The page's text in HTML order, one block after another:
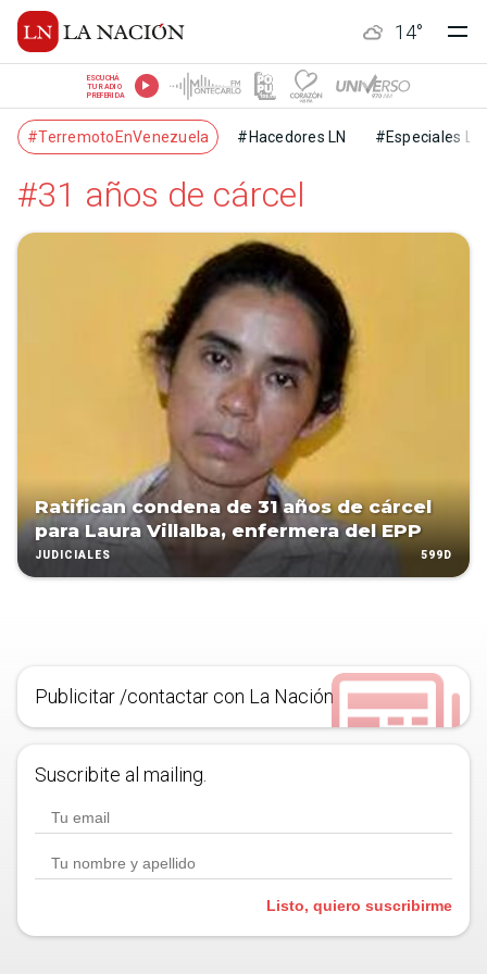
14°
ESCUCHÁ
TU RADIO
PREFERIDA
#TerremotoEnVenezuela #Hacedores LN #Especiales LN
#31 años de cárcel
Ratifican condena de 31 años de cárcel
para Laura Villalba, enfermera del EPP
JUDICIALES 599D
Publicitar /contactar con La Nación
Suscribite al mailing.
Listo, quiero suscribirme